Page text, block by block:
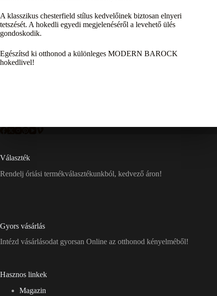
A klasszikus chesterfield stílus kedvelőinek biztosan elnyeri
tetszését. A hokedli egyedi megjelenéséről a levehető ülés
gondoskodik.
Egészítsd ki otthonod a különleges MODERN BAROCK
hokedlivel!
Választék
Rendelj óriási termékválasztékunkból, kedvező áron!
Gyors vásárlás
Intézd vásárlásodat gyorsan Online az otthonod kényelméből!
Hasznos linkek
Magazin